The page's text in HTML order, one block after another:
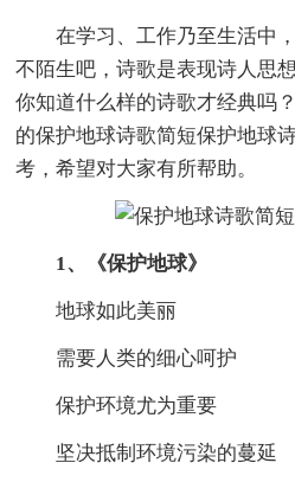
在学习、工作乃至生活中，
不陌生吧，诗歌是表现诗人思
你知道什么样的诗歌才经典吗
的保护地球诗歌简短保护地球
考，希望对大家有所帮助。
1、《保护地球》
地球如此美丽
需要人类的细心呵护
保护环境尤为重要
坚决抵制环境污染的蔓延